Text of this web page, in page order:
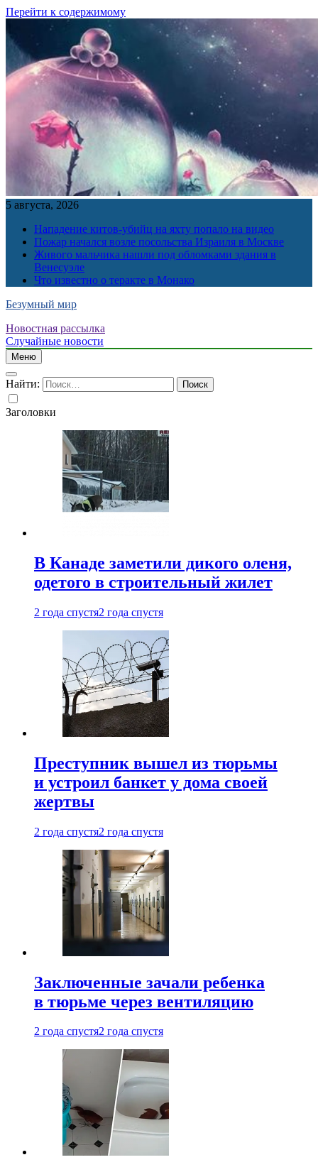
Перейти к содержимому
5 августа, 2026
Нападение китов-убийц на яхту попало на видео
Пожар начался возле посольства Израиля в Москве
Живого мальчика нашли под обломками здания в
Венесуэле
Что известно о теракте в Монако
Безумный мир
Новостная рассылка
Случайные новости
Меню
Найти:
Заголовки
В Канаде заметили дикого оленя,
одетого в строительный жилет
2 года спустя2 года спустя
Преступник вышел из тюрьмы
и устроил банкет у дома своей
жертвы
2 года спустя2 года спустя
Заключенные зачали ребенка
в тюрьме через вентиляцию
2 года спустя2 года спустя